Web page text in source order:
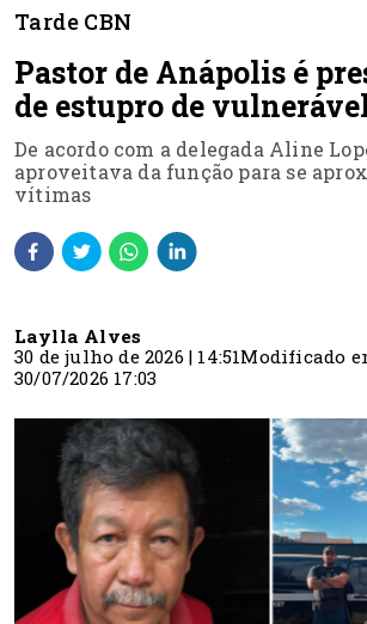
Tarde CBN
Pastor de Anápolis é
de estupro de
De acordo com a delegada Aline
aproveitava da função para se
vítimas
Laylla Alves
30 de julho de 2026 | 14:51Modificado
30/07/2026 17:03